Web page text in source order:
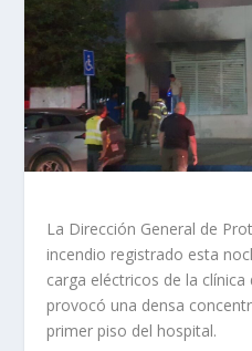
La Dirección General de
incendio registrado esta
carga eléctricos de la clínica
provocó una densa
primer piso del hospital.